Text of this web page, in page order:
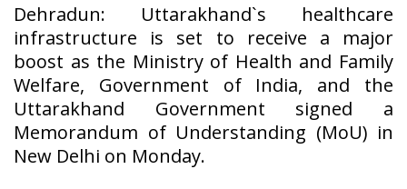
Dehradun: Uttarakhand`s healthcare
infrastructure is set to receive a major
boost as the Ministry of Health and Family
Welfare, Government of India, and the
Uttarakhand Government signed a
Memorandum of Understanding (MoU) in
New Delhi on Monday.